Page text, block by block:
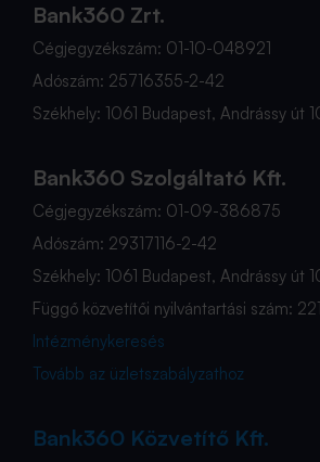
Bank360 Zrt.
Cégjegyzékszám: 01-10-048921
Adószám: 25716355-2-42
Székhely: 1061 Budapest, Andrássy út
Bank360 Szolgáltató Kft.
Cégjegyzékszám: 01-09-386875
Adószám: 29317116-2-42
Székhely: 1061 Budapest, Andrássy út
Függő közvetítői nyilvántartási szám:
Intézménykeresés
Tovább az üzletszabályzathoz
Bank360 Közvetítő Kft.